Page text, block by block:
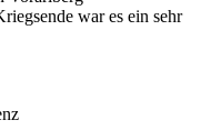
war es ein sehr